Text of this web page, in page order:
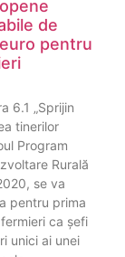
de
pentru
6.1 „Sprijin
tinerilor
Program
Rurală
se va
pentru prima
ca şefi
unici ai unei